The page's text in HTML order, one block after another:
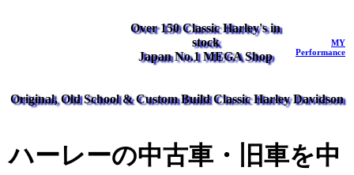
Over 150 Classic Harley's in
stock
Japan No.1 MEGA Shop
MY
Performance
Original, Old School & Custom Build Classic Harley Davidson
ハーレーの中古車・旧車を中